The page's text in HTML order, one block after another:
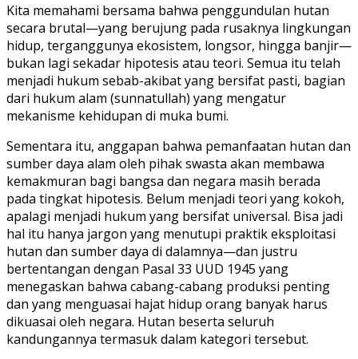
Kita memahami bersama bahwa penggundulan hutan
secara brutal—yang berujung pada rusaknya lingkungan
hidup, terganggunya ekosistem, longsor, hingga banjir—
bukan lagi sekadar hipotesis atau teori. Semua itu telah
menjadi hukum sebab-akibat yang bersifat pasti, bagian
dari hukum alam (sunnatullah) yang mengatur
mekanisme kehidupan di muka bumi.
Sementara itu, anggapan bahwa pemanfaatan hutan dan
sumber daya alam oleh pihak swasta akan membawa
kemakmuran bagi bangsa dan negara masih berada
pada tingkat hipotesis. Belum menjadi teori yang kokoh,
apalagi menjadi hukum yang bersifat universal. Bisa jadi
hal itu hanya jargon yang menutupi praktik eksploitasi
hutan dan sumber daya di dalamnya—dan justru
bertentangan dengan Pasal 33 UUD 1945 yang
menegaskan bahwa cabang-cabang produksi penting
dan yang menguasai hajat hidup orang banyak harus
dikuasai oleh negara. Hutan beserta seluruh
kandungannya termasuk dalam kategori tersebut.